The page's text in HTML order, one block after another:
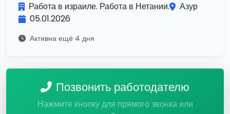
Работа в израиле. Работа в Нетании.
Азур
05.01.2026
Активна ещё 4 дня
Позвонить работодателю
Нажмите кнопку для прямого звонка или